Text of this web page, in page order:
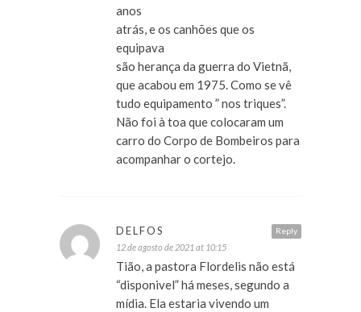
anos
atrás, e os canhões que os
equipava
são herança da guerra do Vietnã,
que acabou em 1975. Como se vê
tudo equipamento ” nos triques”.
Não foi à toa que colocaram um
carro do Corpo de Bombeiros para
acompanhar o cortejo.
Reply
DELFOS
12 de agosto de 2021 at 10:15
Tião, a pastora Flordelis não está
“disponivel” há meses, segundo a
mídia. Ela estaria vivendo um